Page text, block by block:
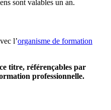
sont valables un an.
l’organisme de formation
titre, référençables par
professionnelle.